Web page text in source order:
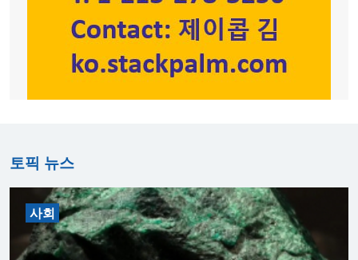
토픽 뉴스
사회